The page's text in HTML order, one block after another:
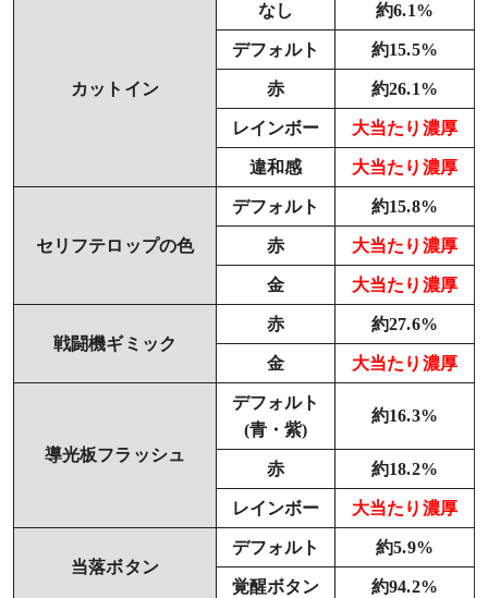
カットイン
なし 約6.1%
デフォルト 約15.5%
赤 約26.1%
レインボー 大当たり濃厚
違和感 大当たり濃厚
セリフテロップの色
デフォルト 約15.8%
赤 大当たり濃厚
金 大当たり濃厚
戦闘機ギミック
赤 約27.6%
金 大当たり濃厚
導光板フラッシュ
デフォルト
(青・紫)
約16.3%
赤 約18.2%
レインボー 大当たり濃厚
当落ボタン
デフォルト 約5.9%
覚醒ボタン 約94.2%